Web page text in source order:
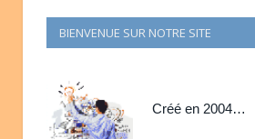
BIENVENUE SUR NOTRE SITE
Créé en 2004…